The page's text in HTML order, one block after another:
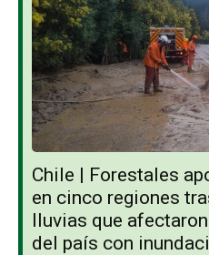
Chile | Forestales
en cinco regiones
lluvias que
del país con